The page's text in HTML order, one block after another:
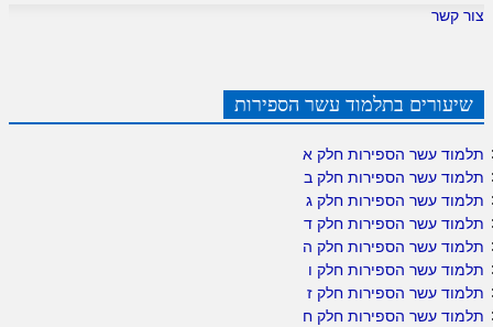
צור קשר
שיעורים בתלמוד עשר הספירות
תלמוד עשר הספירות חלק א
תלמוד עשר הספירות חלק ב
תלמוד עשר הספירות חלק ג
תלמוד עשר הספירות חלק ד
תלמוד עשר הספירות חלק ה
תלמוד עשר הספירות חלק ו
תלמוד עשר הספירות חלק ז
תלמוד עשר הספירות חלק ח